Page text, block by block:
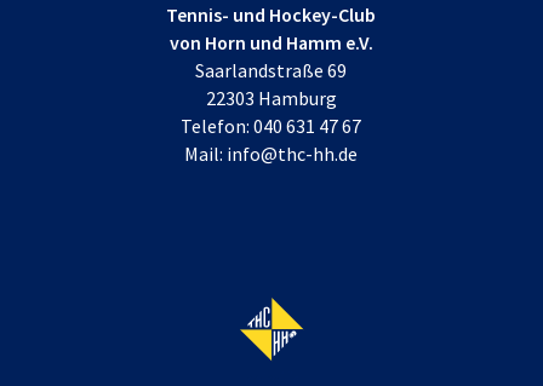
Tennis- und Hockey-Club
von Horn und Hamm e.V.
Saarlandstraße 69
22303 Hamburg
Telefon:040 631 47 67
Mail: info@thc-hh.de